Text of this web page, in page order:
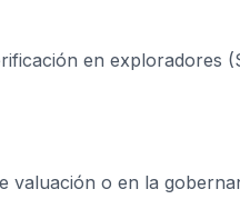
en exploradores
valuación o en la